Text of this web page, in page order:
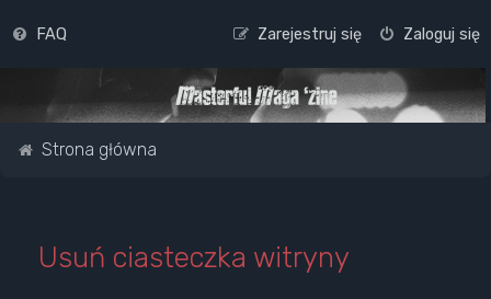
FAQ Zaloguj się
Zarejestruj się
Strona główna
Usuń ciasteczka witryny